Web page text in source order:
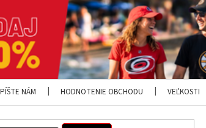
NÁM HODNOTENIE OBCHODU VEĽKOSTI